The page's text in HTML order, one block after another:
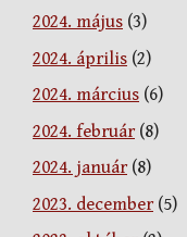
2024. május (3)
2024. április (2)
2024. március (6)
2024. február(8)
2024. január(8)
2023. december(5)